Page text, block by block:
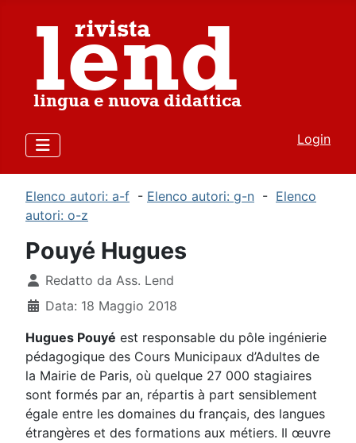
Login
Elenco autori: a-f - Elenco autori: g-n - Elenco
autori: o-z
Pouyé Hugues
Dettagli
Redatto da Ass. Lend
Data: 18 Maggio 2018
Hugues Pouyé est responsable du pôle ingénierie
pédagogique des Cours Municipaux d’Adultes de
la Mairie de Paris, où quelque 27 000 stagiaires
sont formés par an, répartis à part sensiblement
égale entre les domaines du français, des langues
étrangères et des formations aux métiers. Il œuvre